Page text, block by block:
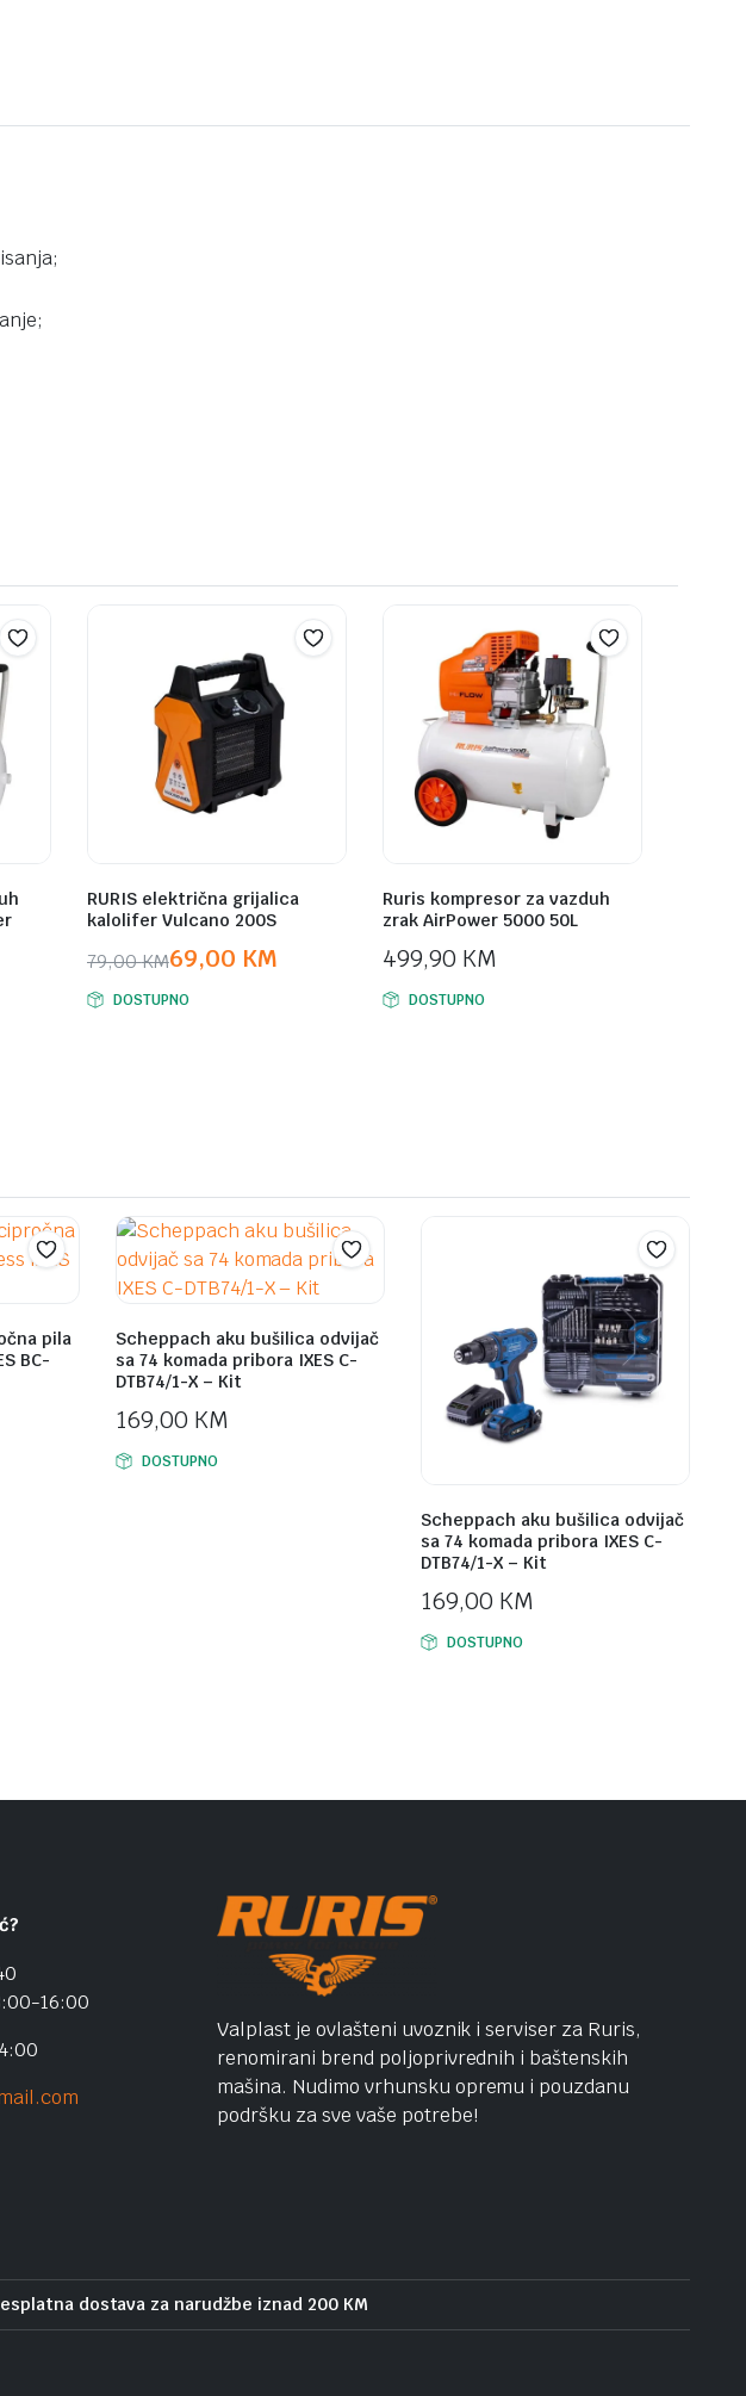
RURIS električna grijalica
kalolifer Vulcano 200S
79,00KM
Original
price
69,00 KM
Current
price
DOSTUPNO
Ruris kompresor za vazduh
zrak AirPower 5000 50L
499,90 KM
DOSTUPNO
pila
BC-
Scheppach aku bušilica odvijač
sa 74 komada pribora IXES C-
DTB74/1-X – Kit
169,00 KM
DOSTUPNO
Scheppach aku bušilica odvijač
sa 74 komada pribora IXES C-
DTB74/1-X – Kit
169,00 KM
DOSTUPNO
16:00
Valplast je ovlašteni uvoznik i serviser za Ruris,
renomirani brend poljoprivrednih i baštenskih
mašina. Nudimo vrhunsku opremu i pouzdanu
podršku za sve vaše potrebe!
dostava za narudžbe iznad 200 KM